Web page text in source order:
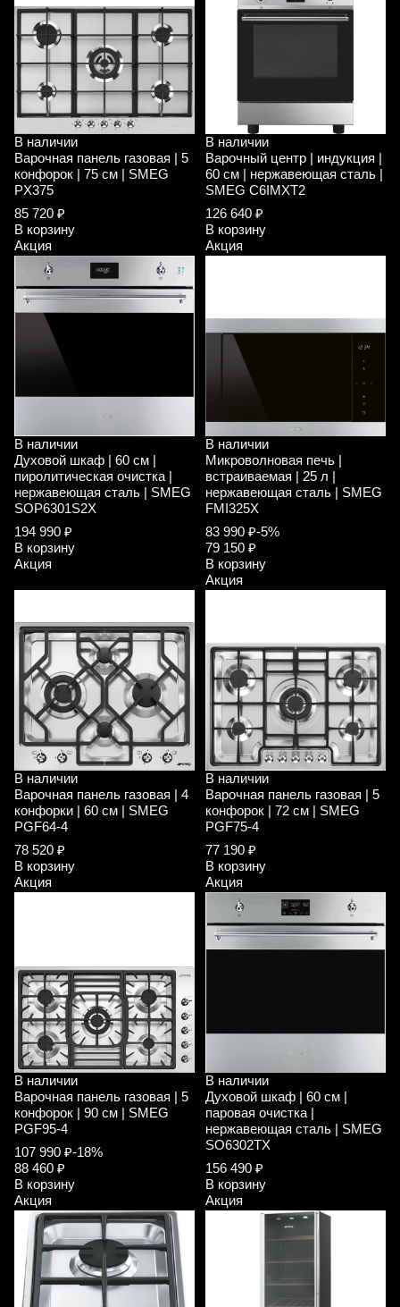
В наличии
Варочная панель газовая | 5
конфорок | 75 см | SMEG
PX375
85 720 ₽
В корзину
Акция
В наличии
Варочный центр | индукция |
60 см | нержавеющая сталь |
SMEG C6IMXT2
126 640 ₽
В корзину
Акция
В наличии
Духовой шкаф | 60 см |
пиролитическая очистка |
нержавеющая сталь | SMEG
SOP6301S2X
194 990 ₽
В корзину
Акция
В наличии
Микроволновая печь |
встраиваемая | 25 л |
нержавеющая сталь | SMEG
FMI325X
83 990 ₽-5%
79 150 ₽
В корзину
Акция
В наличии
Варочная панель газовая | 4
конфорки | 60 см | SMEG
PGF64-4
78 520 ₽
В корзину
Акция
В наличии
Варочная панель газовая | 5
конфорок | 72 см | SMEG
PGF75-4
77 190 ₽
В корзину
Акция
В наличии
Варочная панель газовая | 5
конфорок | 90 см | SMEG
PGF95-4
107 990 ₽-18%
88 460 ₽
В корзину
Акция
В наличии
Духовой шкаф | 60 см |
паровая очистка |
нержавеющая сталь | SMEG
SO6302TX
156 490 ₽
В корзину
Акция